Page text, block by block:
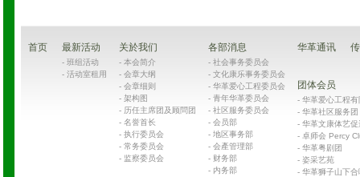
首页 最新活动
- 班组活动
- 活动室租用
关於我们
- 本会简介
- 会章大纲
- 会章细则
- 架构图
- 历任主席团及顾問团
- 名誉首长
- 执行委员会
- 常务委员会
- 监察委员会
各部消息
- 社会事务委员会
- 文化康乐事务委员会
- 华革爱心工程委员会
- 青年华革委员会
- 社区服务委员会
- 会员部
- 地区事务部
- 会產管理部
- 财务部
- 内务部
华革通讯
团体会员
- 华革爱心工程
- 华革社区服务
- 华革文康体艺促
- 卓师会 Percy
- 华革粤剧团
- 姿采艺苑
- 华革狮子山下